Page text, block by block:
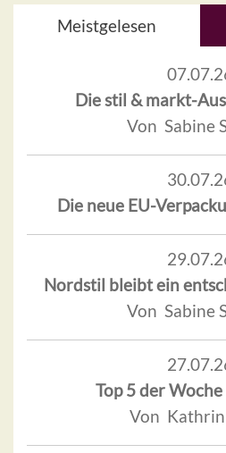
Meistgelesen
Die stil & markt-
Von Sabine
Die neue EU-
Nordstil bleibt ein
Von Sabine
Top 5 der
Von